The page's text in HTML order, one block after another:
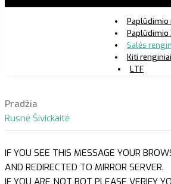
Paplūdimio
Paplūdimio
Salės
Kiti renginiai
LTF
Pradžia
Rusnė Šivickaitė
IF YOU SEE THIS MESSAGE YOUR
AND REDIRECTED TO MIRROR SERVER.